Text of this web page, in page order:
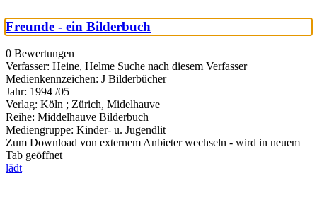
Freunde - ein Bilderbuch
0 Bewertungen
Verfasser: Heine, Helme Suche nach diesem Verfasser
Medienkennzeichen: J Bilderbücher
Jahr: 1994 /05
Verlag: Köln ; Zürich, Midelhauve
Reihe: Middelhauve Bilderbuch
Mediengruppe: Kinder- u. Jugendlit
Zum Download von externem Anbieter wechseln - wird in neuem
Tab geöffnet
lädt